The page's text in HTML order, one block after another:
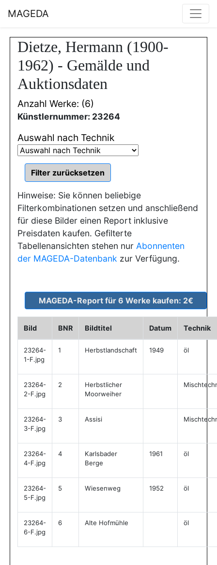
MAGEDA
Dietze, Hermann (1900-
1962) - Gemälde und
Auktionsdaten
Anzahl Werke: (6)
Künstlernummer: 23264
Auswahl nach Technik
Hinweise: Sie können beliebige
Filterkombinationen setzen und anschließend
für diese Bilder einen Report inklusive
Preisdaten kaufen. Gefilterte
Tabellenansichten stehen nur Abonnenten
der MAGEDA-Datenbank zur Verfügung.
Bild BNR Bildtitel Datum Technik
23264-
1-F.jpg
1 Herbstlandschaft 1949 öl
23264-
2-F.jpg
2
Herbstlicher
Moorweiher
23264-
3-F.jpg
3 Assisi
23264-
4-F.jpg
4
Karlsbader
Berge
1961 öl
23264-
5-F.jpg
5 Wiesenweg 1952 öl
23264-
6-F.jpg
6 Alte Hofmühle öl